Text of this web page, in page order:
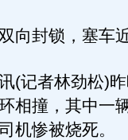
封锁，塞车近
者林劲松)昨
相撞，其中一
机惨被烧死。